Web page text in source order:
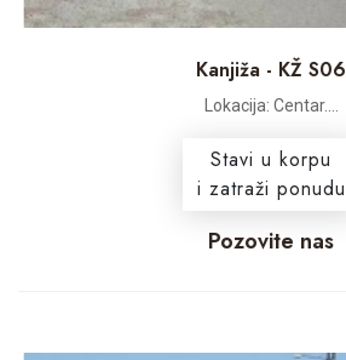
Kanjiža - KŽ S06
Lokacija: Centar....
Stavi u korpu
i zatraži ponudu
Pozovite nas